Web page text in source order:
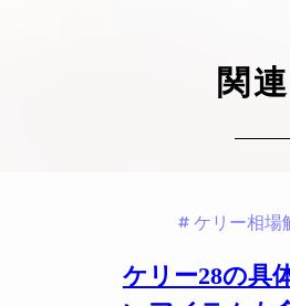
関
ケリー相場
ケリー28の具